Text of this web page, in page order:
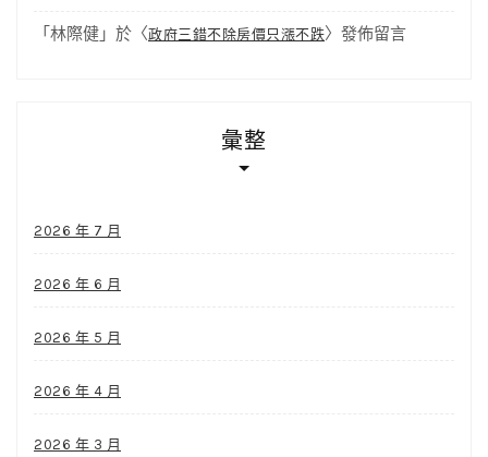
「 林際健 」於〈政府三錯不除房價只漲不跌〉發佈留言
彙整
2026 年 7 月
2026 年 6 月
2026 年 5 月
2026 年 4 月
2026 年 3 月